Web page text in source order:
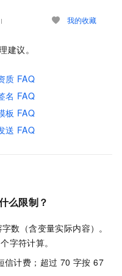
我的收藏
建议。
质 FAQ
名 FAQ
板 FAQ
送 FAQ
么限制？
数（含变量实际内容）。
字符计算。
信计费；超过 70 字按 67